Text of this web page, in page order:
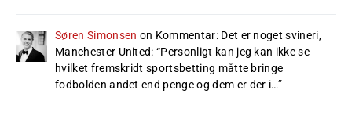
Søren Simonsen on Kommentar: Det er noget svineri,
Manchester United: “Personligt kan jeg kan ikke se
hvilket fremskridt sportsbetting måtte bringe
fodbolden andet end penge og dem er der i…”